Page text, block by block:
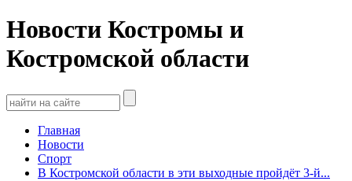
Новости Костромы и
Костромской области
Главная
Новости
Спорт
В Костромской области в эти выходные пройдёт 3-й...